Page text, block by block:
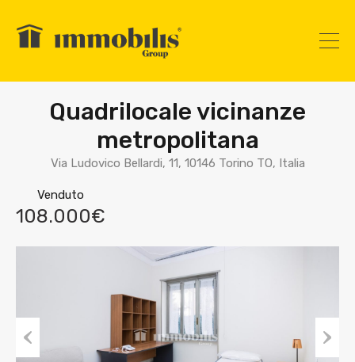
Quadrilocale vicinanze
metropolitana
Via Ludovico Bellardi, 11, 10146 Torino TO, Italia
Venduto
108.000€